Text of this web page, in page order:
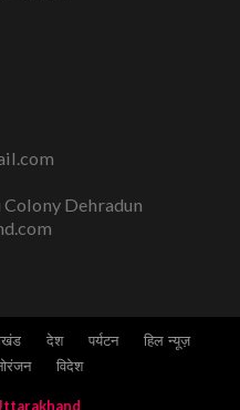
Colony Dehradun
देश पर्यटन
हिल न्यूज़
विदेश